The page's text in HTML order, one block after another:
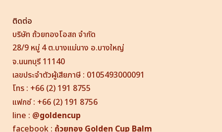
ติดต่อ
บริษัท ถ้วยทองโอสถ จำกัด
28/9 หมู่ 4 ต.บางแม่นาง อ.บางใหญ่
จ.นนทบุรี 11140
เลขประจำตัวผู้เสียภาษี : 0105493000091
โทร : +66 (2) 191 8755
แฟกซ์ : +66 (2) 191 8756
line : @goldencup
facebook : ถ้วยทอง Golden Cup Balm